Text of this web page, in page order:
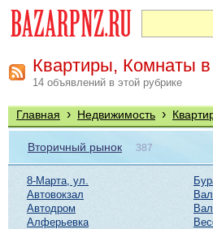
Квартиры, Комнаты
14 объявлений в этой рубрике
Главная › Недвижимость ›
Вторичный рынок 387
8-Марта, ул.
Автовокзал
Автодром
Алферьевка